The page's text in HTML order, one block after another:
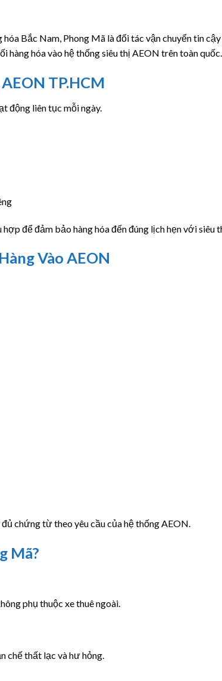
Bắc Nam, Phong Mã là đối tác vận chuyển tin cậy
hàng hóa vào hệ thống siêu thị AEON trên toàn quốc.
TP.HCM
động liên tục mỗi ngày.
để đảm bảo hàng hóa đến đúng lịch hẹn với siêu
Vào AEON
chứng từ theo yêu cầu của hệ thống AEON.
Mã?
phụ thuộc xe thuê ngoài.
chế thất lạc và hư hỏng.